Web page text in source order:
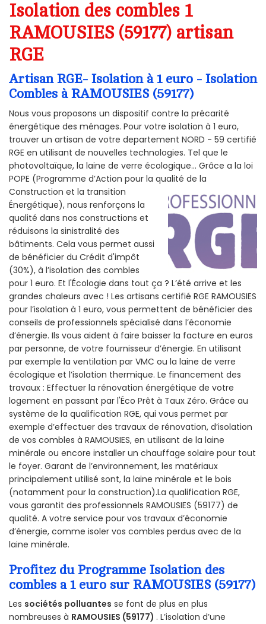
Isolation des combles 1
RAMOUSIES (59177) artisan
RGE
Artisan RGE- Isolation à 1 euro - Isolation
Combles à RAMOUSIES (59177)
Nous vous proposons un dispositif contre la précarité
énergétique des ménages. Pour votre isolation à 1 euro,
trouver un artisan de votre departement NORD - 59 certifié
RGE en utilisant de nouvelles technologies. Tel que le
photovoltaïque, la laine de verre écologique... Grâce a la loi
POPE (Programme d’Action pour la qualité de la
Construction et la transition
Énergétique), nous renforçons la
qualité dans nos constructions et
réduisons la sinistralité des
bâtiments. Cela vous permet aussi
de bénéficier du Crédit d'impôt
(30%), à l’isolation des combles
pour 1 euro. Et l'Écologie dans tout ça ? L’été arrive et les
grandes chaleurs avec ! Les artisans certifié RGE RAMOUSIES
pour l’isolation à 1 euro, vous permettent de bénéficier des
conseils de professionnels spécialisé dans l’économie
d’énergie. Ils vous aident à faire baisser la facture en euros
par personne, de votre fournisseur d’énergie. En utilisant
par exemple la ventilation par VMC ou la laine de verre
écologique et l’isolation thermique. Le financement des
travaux : Effectuer la rénovation énergétique de votre
logement en passant par l'Éco Prêt à Taux Zéro. Grâce au
système de la qualification RGE, qui vous permet par
exemple d’effectuer des travaux de rénovation, d’isolation
de vos combles à RAMOUSIES, en utilisant de la laine
minérale ou encore installer un chauffage solaire pour tout
le foyer. Garant de l’environnement, les matériaux
principalement utilisé sont, la laine minérale et le bois
(notamment pour la construction).La qualification RGE,
vous garantit des professionnels RAMOUSIES (59177) de
qualité. A votre service pour vos travaux d’économie
d’énergie, comme isoler vos combles perdus avec de la
laine minérale.
Profitez du Programme Isolation des
combles a 1 euro sur RAMOUSIES (59177)
Les sociétés polluantes se font de plus en plus
nombreuses à RAMOUSIES (59177) . L’isolation d’une